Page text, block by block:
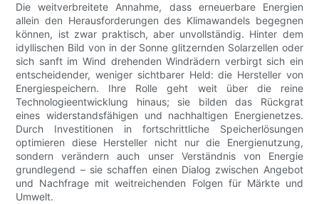
Die weitverbreitete Annahme, dass erneuerbare Energien
allein den Herausforderungen des Klimawandels begegnen
können, ist zwar praktisch, aber unvollständig. Hinter dem
idyllischen Bild von in der Sonne glitzernden Solarzellen oder
sich sanft im Wind drehenden Windrädern verbirgt sich ein
entscheidender, weniger sichtbarer Held: die Hersteller von
Energiespeichern. Ihre Rolle geht weit über die reine
Technologieentwicklung hinaus; sie bilden das Rückgrat
eines widerstandsfähigen und nachhaltigen Energienetzes.
Durch Investitionen in fortschrittliche Speicherlösungen
optimieren diese Hersteller nicht nur die Energienutzung,
sondern verändern auch unser Verständnis von Energie
grundlegend – sie schaffen einen Dialog zwischen Angebot
und Nachfrage mit weitreichenden Folgen für Märkte und
Umwelt.